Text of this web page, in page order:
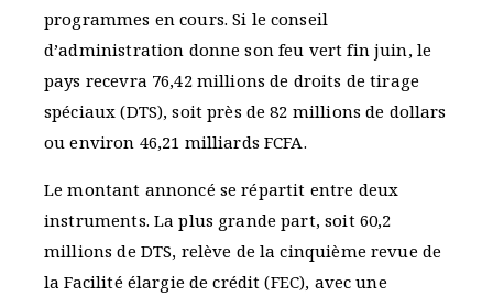
programmes en cours. Si le conseil
d’administration donne son feu vert fin juin, le
pays recevra 76,42 millions de droits de tirage
spéciaux (DTS), soit près de 82 millions de dollars
ou environ 46,21 milliards FCFA.
Le montant annoncé se répartit entre deux
instruments. La plus grande part, soit 60,2
millions de DTS, relève de la cinquième revue de
la Facilité élargie de crédit (FEC), avec une